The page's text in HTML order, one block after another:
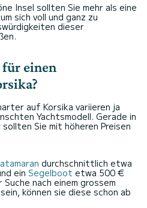
Insel sollten Sie mehr als eine
sich voll und ganz zu
dieser
für einen
auf Korsika variieren ja
Yachtsmodell. Gerade in
Sie mit höheren Preisen
durchschnittlich etwa
ein Segelboot etwa 500 €
nach einem grossem
können sie diese schon ab